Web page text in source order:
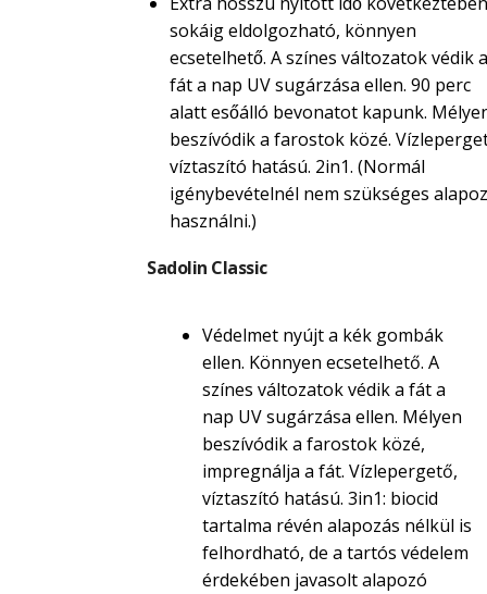
sokáig eldolgozható, könnyen
ecsetelhető. A színes változatok védik a
fát a nap UV sugárzása ellen. 90 perc
alatt esőálló bevonatot kapunk.
beszívódik a farostok közé.
víztaszító hatású. 2in1. (Normál
igénybevételnél nem szükséges
használni.)
Sadolin Classic
Védelmet nyújt a kék gombák
ellen. Könnyen ecsetelhető. A
színes változatok védik a fát a
nap UV sugárzása ellen. Mélyen
beszívódik a farostok közé,
impregnálja a fát. Vízlepergető,
víztaszító hatású. 3in1: biocid
tartalma révén alapozás nélkül is
felhordható, de a tartós védelem
érdekében javasolt alapozó